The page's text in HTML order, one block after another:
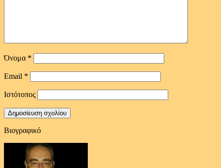
Όνομα *
Email *
Ιστότοπος
Βιογραφικό